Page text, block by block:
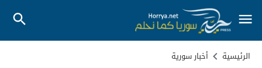
الرئيسية أخبار سورية